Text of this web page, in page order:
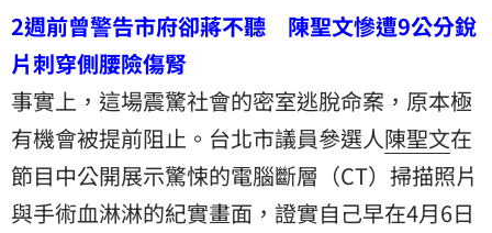
2週前曾警告市府卻蔣不聽 陳聖文慘遭9公分銳
片刺穿側腰險傷腎
事實上，這場震驚社會的密室逃脫命案，原本極
有機會被提前阻止。台北市議員參選人陳聖文在
節目中公開展示驚悚的電腦斷層（CT）掃描照片
與手術血淋淋的紀實畫面，證實自己早在4月6日